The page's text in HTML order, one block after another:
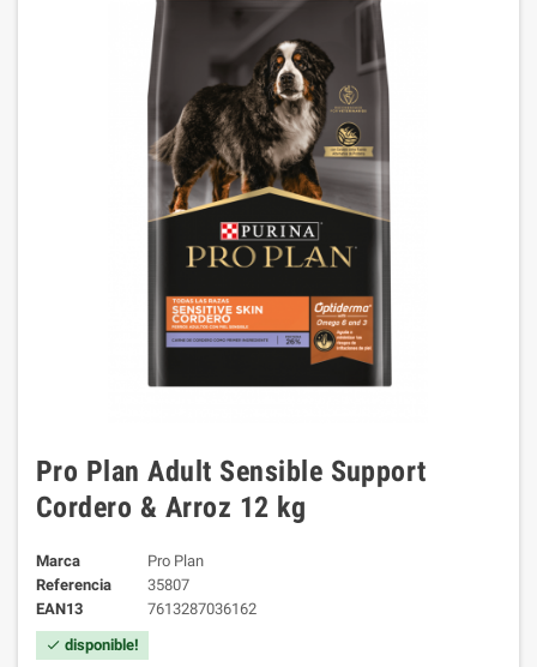
Pro Plan Adult Sensible Support
Cordero & Arroz 12 kg
Marca
Pro Plan
Referencia
35807
EAN13
7613287036162
check disponible!